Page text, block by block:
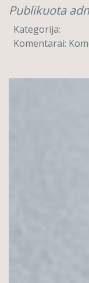
Publikuota
Kategorija:
Komentarai: